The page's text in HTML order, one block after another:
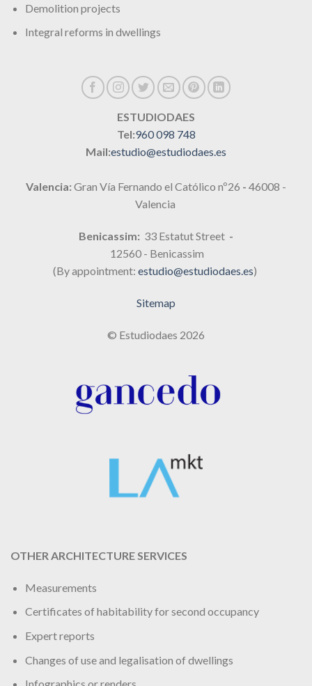
Demolition projects
Integral reforms in dwellings
ESTUDIODAES
Tel:960 098 748
Mail:estudio@estudiodaes.es
Valencia: Gran Vía Fernando el Católico nº26 - 46008 -
Valencia
Benicassim: 33 Estatut Street -
12560 - Benicassim
(By appointment: estudio@estudiodaes.es)
Sitemap
© Estudiodaes 2026
OTHER ARCHITECTURE SERVICES
Measurements
Certificates of habitability for second occupancy
Expert reports
Changes of use and legalisation of dwellings